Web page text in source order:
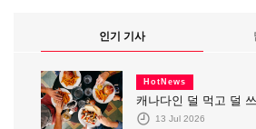
인기 기사
HotNews
캐나다인 덜 먹고 덜
13 Jul 2026